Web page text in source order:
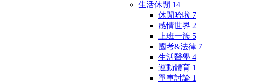
生活休閒 14
休閒哈啦 7
感情世界 2
上班一族 5
國考&法律 7
生活醫學 4
運動體育 1
單車討論 1